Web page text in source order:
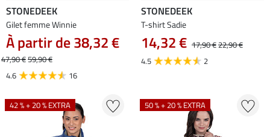
STONEDEEK
Gilet femme Winnie
À partir de 38,32 €
47,90 €59,90 €
4.6
16
STONEDEEK
T-shirt Sadie
14,32 € 17,90 €22,90 €
4.5
2
42 % + 20 % EXTRA 50 % + 20 % EXTRA